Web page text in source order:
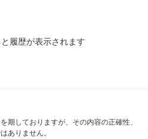
履歴が表示されます
期しておりますが、その内容の正確性、
ありません。